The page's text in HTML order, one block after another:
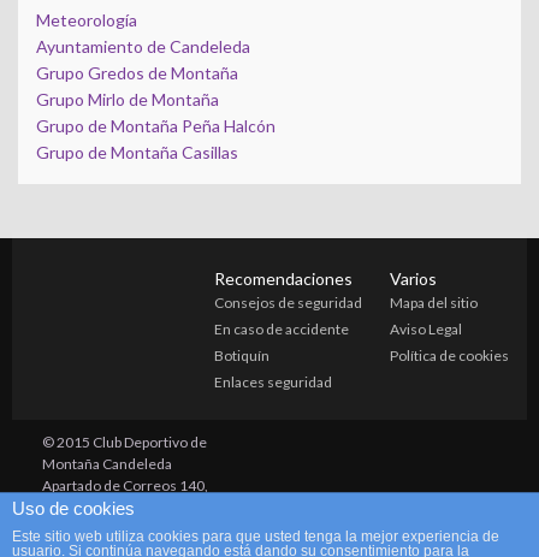
Meteorología
Ayuntamiento de Candeleda
Grupo Gredos de Montaña
Grupo Mirlo de Montaña
Grupo de Montaña Peña Halcón
Grupo de Montaña Casillas
Recomendaciones
Consejos de seguridad
En caso de accidente
Botiquín
Enlaces seguridad
Varios
Mapa del sitio
Aviso Legal
Política de cookies
© 2015 Club Deportivo de
Montaña Candeleda
Apartado de Correos 140,
Candeleda (05480) Avila
grupocandeleda@yahoo.es
686 215 070 (Pedro)
Uso de cookies
Este sitio web utiliza cookies para que usted tenga la mejor experiencia de
usuario. Si continúa navegando está dando su consentimiento para la